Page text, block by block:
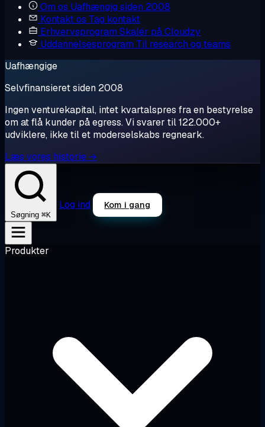
Om os Uafhængig siden 2008
Kontakt os Tag kontakt
Erhvervsprogram Skalér på Cloudzy
Uddannelsesprogram Til research og teams
Uafhængige
Selvfinansieret siden 2008
Ingen venturekapital, intet kvartalspres fra en bestyrelse
om at flå kunder på egress. Vi svarer til 122.000+
udviklere, ikke til et moderselskabs regneark.
Læs vores historie →
Søgning ⌘K
Log ind Kom i gang
Produkter